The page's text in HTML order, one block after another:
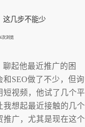
这几步不能少
次浏览
聊起他最近推广的困
SEO做了不少，但询
视频，他试了几个平
我想起最近接触的几个
广，尤其是现在这个